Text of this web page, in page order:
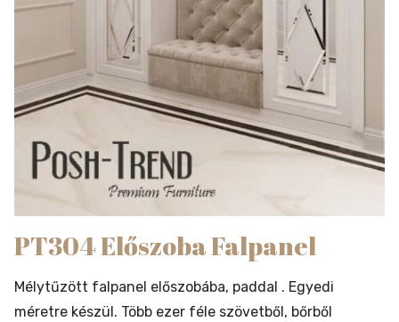
PT304 Előszoba Falpanel
Mélytűzött falpanel előszobába, paddal . Egyedi
méretre készül. Több ezer féle szövetből, bőrből